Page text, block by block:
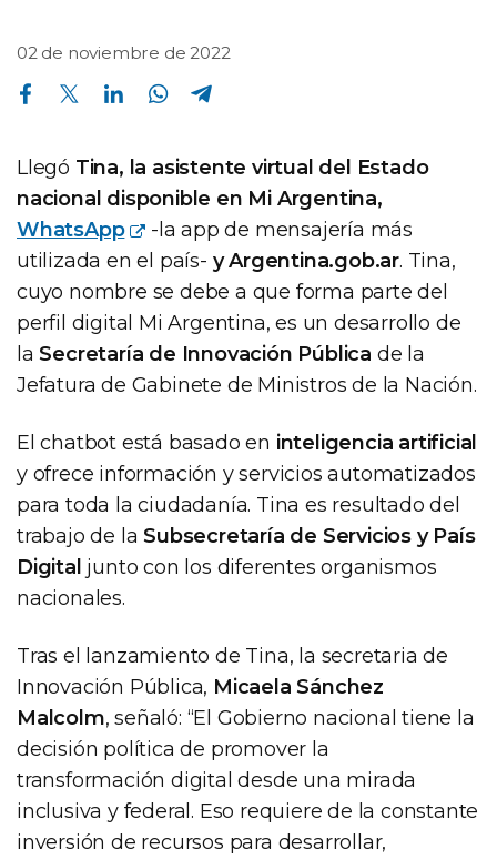
02 de noviembre de 2022
Compartir en Facebook Compartir en Twitter Compartir en Linkedin Compartir en Whatsapp
Llegó Tina, la asistente virtual del Estado
nacional disponible en Mi Argentina,
WhatsApp
-la app de mensajería más
utilizada en el país- y Argentina.gob.ar. Tina,
cuyo nombre se debe a que forma parte del
perfil digital Mi Argentina, es un desarrollo de
laSecretaría de Innovación Pública de la
Jefatura de Gabinete de Ministros de la Nación.
El chatbot está basado en inteligencia artificial
y ofrece información y servicios automatizados
para toda la ciudadanía. Tina es resultado del
trabajo de laSubsecretaría de Servicios y País
Digital junto con los diferentes organismos
nacionales.
Tras el lanzamiento de Tina, la secretaria de
Innovación Pública, Micaela Sánchez
Malcolm, señaló: “El Gobierno nacional tiene la
decisión política de promover la
transformación digital desde una mirada
inclusiva y federal. Eso requiere de la constante
inversión de recursos para desarrollar,